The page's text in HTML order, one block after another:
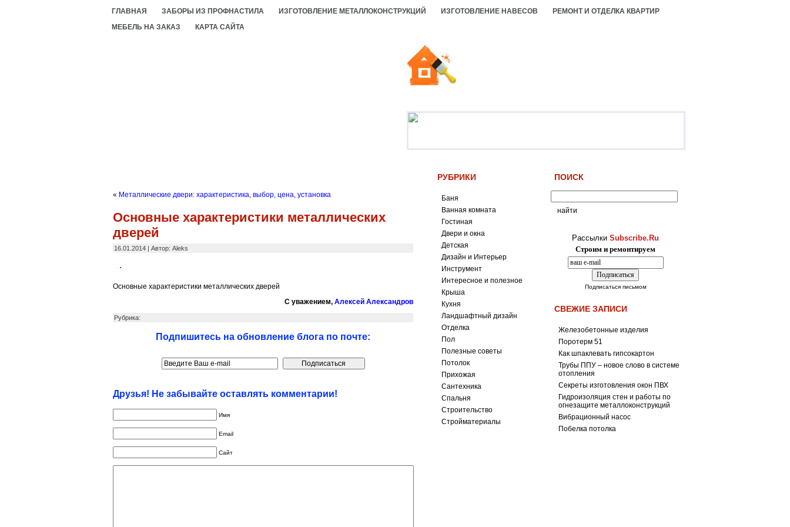
ГЛАВНАЯ ЗАБОРЫ ИЗ ПРОФНАСТИЛА ИЗГОТОВЛЕНИЕ МЕТАЛЛОКОНСТРУКЦИЙ ИЗГОТОВЛЕНИЕ НАВЕСОВ
РЕМОНТ И ОТДЕЛКА КВАРТИР
МЕБЕЛЬ НА ЗАКАЗ
КАРТА САЙТА
« Металлические двери: характеристика, выбор, цена, установка
Основные характеристики металлических
дверей
16.01.2014 | Автор: Aleks
Основные характеристики металлических дверей
С уважением, Алексей Александров
Рубрика:
Подпишитесь на обновление блога по почте:
Друзья! Не забывайте оставлять комментарии!
Имя
Email
Сайт
РУБРИКИ
Баня
Ванная комната
Гостиная
Двери и окна
Детская
Дизайн и Интерьер
Инструмент
Интересное и полезное
Крыша
Кухня
Ландшафтный дизайн
Отделка
Пол
Полезные советы
Потолок
Прихожая
Сантехника
Спальня
Строительство
Стройматериалы
ПОИСК
Рассылки Subscribe.Ru
Строим и ремонтируем
Подписаться письмом
СВЕЖИЕ ЗАПИСИ
Железобетонные изделия
Поротерм 51
Как шпаклевать гипсокартон
Трубы ППУ – новое слово в системе
отопления
Секреты изготовления окон ПВХ
Гидроизоляция стен и работы по
огнезащите металлоконструкций
Вибрационный насос
Побелка потолка